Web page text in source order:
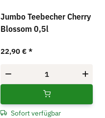
Jumbo Teebecher Cherry
Blossom 0,5l
22,90 €*
Sofort verfügbar